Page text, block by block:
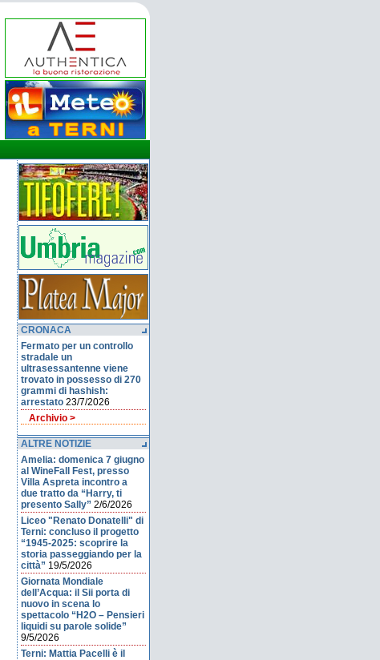
CRONACA
Fermato per un controllo
stradale un
ultrasessantenne viene
trovato in possesso di 270
grammi di hashish:
arrestato 23/7/2026
Archivio >
ALTRE NOTIZIE
Amelia: domenica 7 giugno
al WineFall Fest, presso
Villa Aspreta incontro a
due tratto da “Harry, ti
presento Sally” 2/6/2026
Liceo "Renato Donatelli" di
Terni: concluso il progetto
“1945-2025: scoprire la
storia passeggiando per la
città” 19/5/2026
Giornata Mondiale
dell’Acqua: il Sii porta di
nuovo in scena lo
spettacolo “H2O – Pensieri
liquidi su parole solide”
9/5/2026
Terni: Mattia Pacelli è il